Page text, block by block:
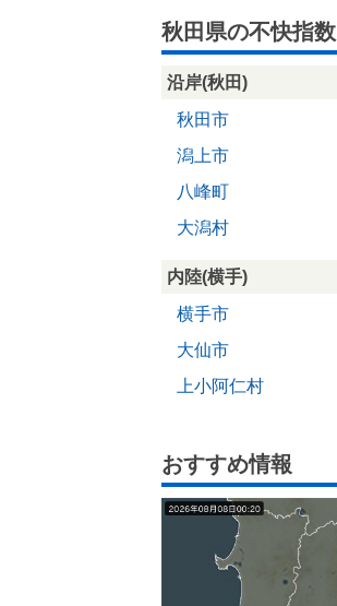
秋田県の不快指数
沿岸(秋田)
秋田市
潟上市
八峰町
大潟村
内陸(横手)
横手市
大仙市
上小阿仁村
おすすめ情報